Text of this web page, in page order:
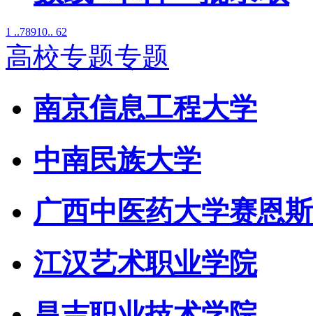
1 ..78910.. 62
高校专题专题
南京信息工程大学
中南民族大学
广西中医药大学赛恩
江汉艺术职业学院